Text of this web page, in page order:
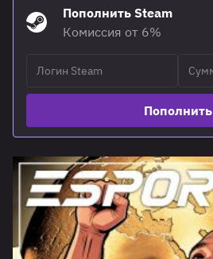
Пополнить Steam
Комиссия от 6%
Пополнить